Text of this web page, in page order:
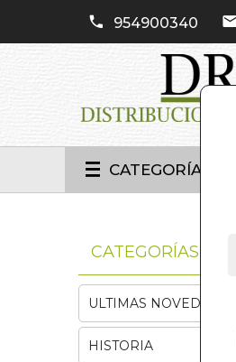
954900340
CATEGORÍAS
CATEGORÍAS
ULTIMAS NOVEDADES
HISTORIA